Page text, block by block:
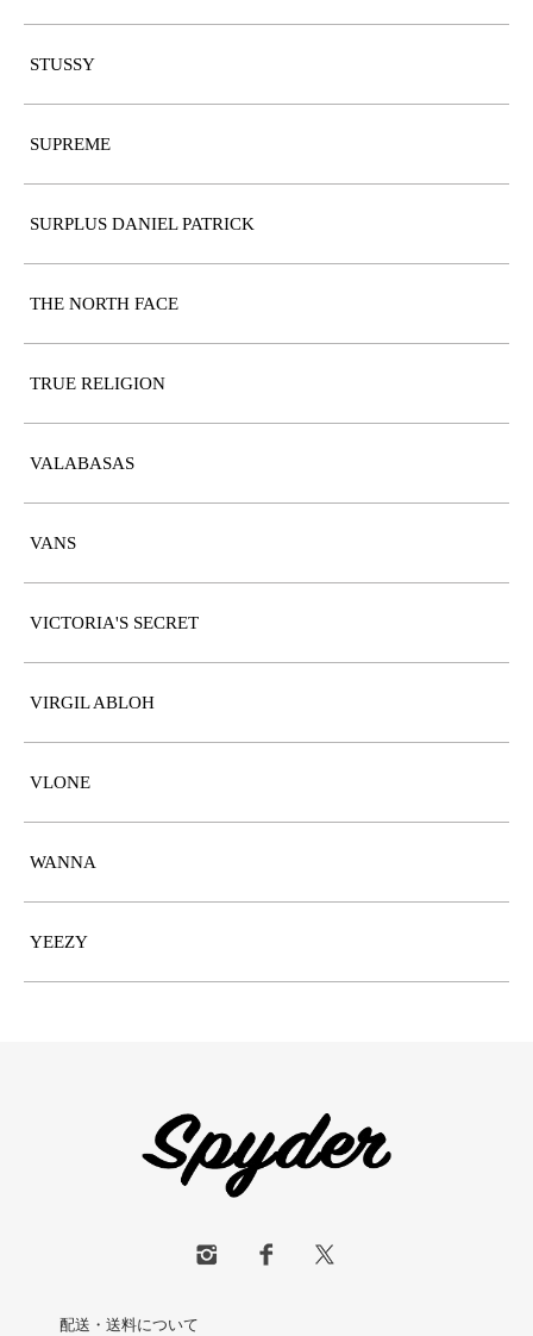
STUSSY
SUPREME
SURPLUS DANIEL PATRICK
THE NORTH FACE
TRUE RELIGION
VALABASAS
VANS
VICTORIA'S SECRET
VIRGIL ABLOH
VLONE
WANNA
YEEZY
配送・送料について